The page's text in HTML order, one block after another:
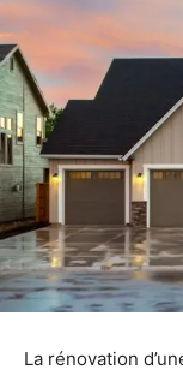
La rénovation